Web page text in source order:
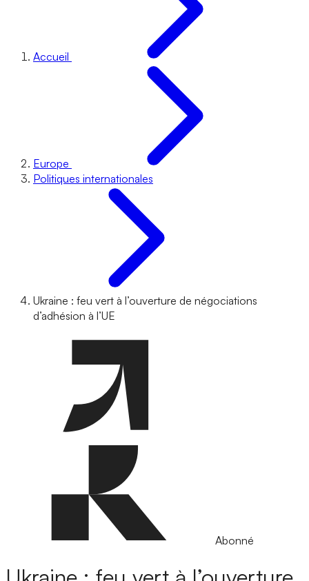
Accueil
Europe
Politiques internationales
Ukraine : feu vert à l’ouverture de négociations
d’adhésion à l’UE
Abonné